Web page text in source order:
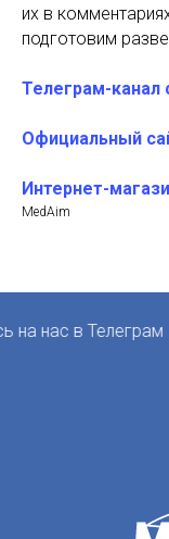
их в
подготовим
Телеграм-канал
Официальный
Интернет-
MedAim
в Телеграм